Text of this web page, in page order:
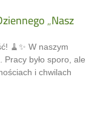
„Nasz
🧹✨ W naszym
Pracy było sporo, ale
i chwilach